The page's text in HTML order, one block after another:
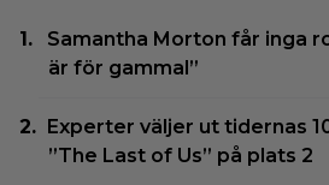
Samantha Morton får inga
är för gammal”
Experter väljer ut tidernas
”The Last of Us” på plats 2